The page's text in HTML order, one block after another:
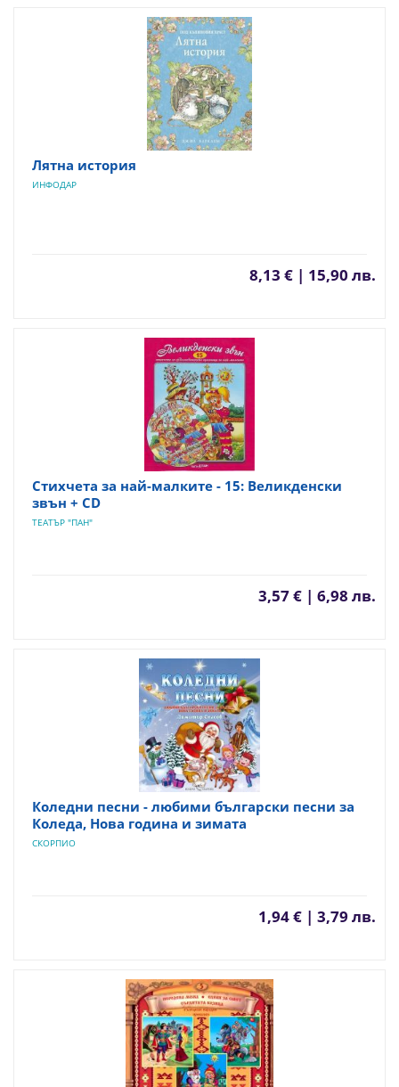
Лятна история
ИНФОДАР
8,13 € | 15,90 лв.
Стихчета за най-малките - 15: Великденски
звън + CD
ТЕАТЪР "ПАН"
3,57 € | 6,98 лв.
Коледни песни - любими български песни за
Коледа, Нова година и зимата
СКОРПИО
1,94 € | 3,79 лв.